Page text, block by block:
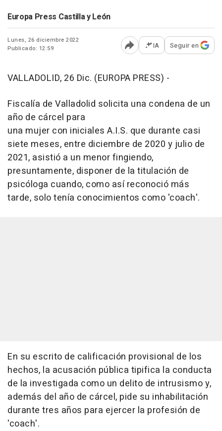
Europa Press Castilla y León
Lunes, 26 diciembre 2022
Publicado: 12:59
Abrir opciones para
IA Seguir en
VALLADOLID, 26 Dic. (EUROPA PRESS) -
Fiscalía de Valladolid solicita una condena de un
año de cárcel para
una mujer con iniciales A.I.S. que durante casi
siete meses, entre diciembre de 2020 y julio de
2021, asistió a un menor fingiendo,
presuntamente, disponer de la titulación de
psicóloga cuando, como así reconoció más
tarde, solo tenía conocimientos como 'coach'.
En su escrito de calificación provisional de los
hechos, la acusación pública tipifica la conducta
de la investigada como un delito de intrusismo y,
además del año de cárcel, pide su inhabilitación
durante tres años para ejercer la profesión de
'coach'.